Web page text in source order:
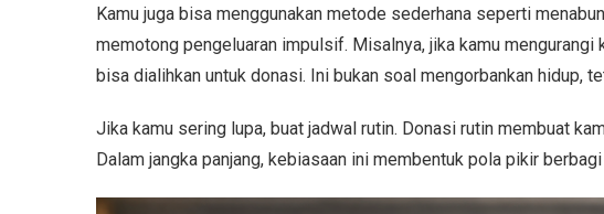
Kamu juga bisa menggunakan metode sederhana seperti
memotong pengeluaran impulsif. Misalnya, jika kamu mengurangi
bisa dialihkan untuk donasi. Ini bukan soal mengorbankan hidup,
Jika kamu sering lupa, buat jadwal rutin. Donasi rutin membuat
Dalam jangka panjang, kebiasaan ini membentuk pola pikir